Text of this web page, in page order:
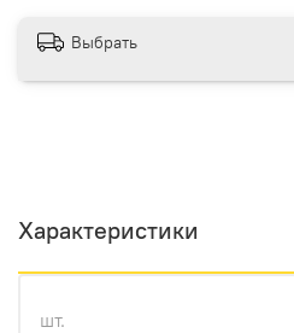
Выбрать
Характеристики
шт.